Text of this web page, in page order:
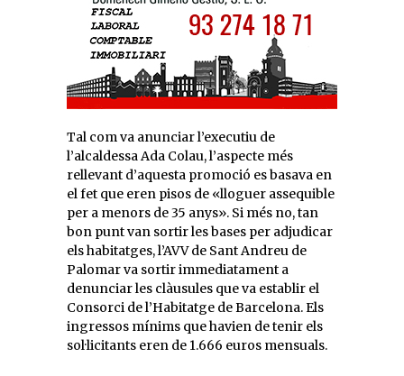
Tal com va anunciar l’executiu de
l’alcaldessa Ada Colau, l’aspecte més
rellevant d’aquesta promoció es basava en
el fet que eren pisos de «lloguer assequible
per a menors de 35 anys». Si més no, tan
bon punt van sortir les bases per adjudicar
els habitatges, l’AVV de Sant Andreu de
Palomar va sortir immediatament a
denunciar les clàusules que va establir el
Consorci de l’Habitatge de Barcelona. Els
ingressos mínims que havien de tenir els
sol·licitants eren de 1.666 euros mensuals.